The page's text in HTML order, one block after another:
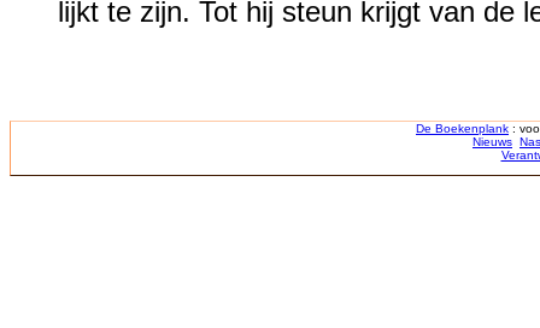
lijkt te zijn. Tot hij steun krijgt van de
De Boekenplank :
Nieuws